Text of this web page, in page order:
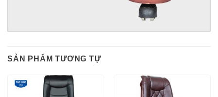
SẢN PHẨM TƯƠNG TỰ